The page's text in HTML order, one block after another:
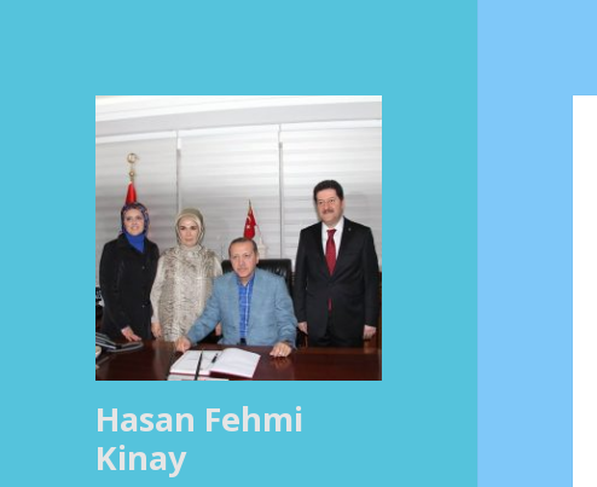
Hasan Fehmi
Kinay